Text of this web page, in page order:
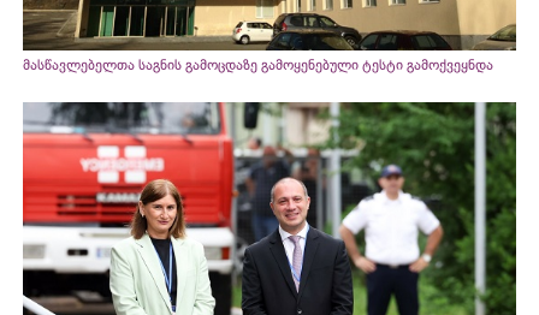
მასწავლებელთა საგნის გამოცდაზე გამოყენებული ტესტი გამოქვეყნდა